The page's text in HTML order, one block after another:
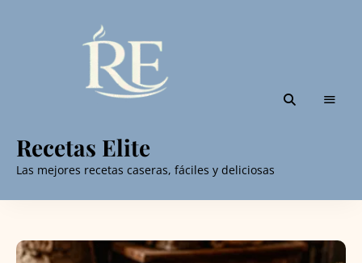
Recetas Elite
Las mejores recetas caseras, fáciles y deliciosas